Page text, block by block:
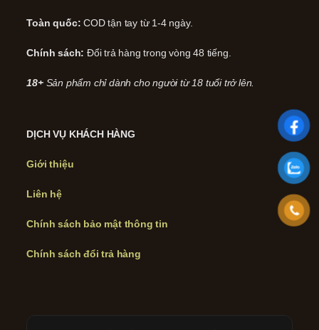
Toàn quốc: COD tận tay từ 1-4 ngày.
Chính sách: Đổi trả hàng trong vòng 48 tiếng.
18+ Sản phẩm chỉ dành cho người từ 18 tuổi trở lên.
DỊCH VỤ KHÁCH HÀNG
Giới thiệu
Liên hệ
Chính sách bảo mật thông tin
Chính sách đổi trả hàng